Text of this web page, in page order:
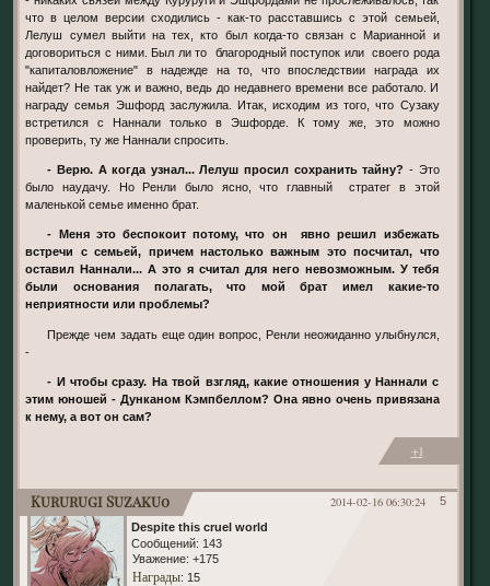
что в целом версии сходились - как-то расставшись с этой семьей,
Лелуш сумел выйти на тех, кто был когда-то связан с Марианной и
договориться с ними. Был ли то благородный поступок или своего рода
"капиталовложение" в надежде на то, что впоследствии награда их
найдет? Не так уж и важно, ведь до недавнего времени все работало. И
награду семья Эшфорд заслужила. Итак, исходим из того, что Сузаку
встретился с Наннали только в Эшфорде. К тому же, это можно
проверить, ту же Наннали спросить.
- Верю. А когда узнал... Лелуш просил сохранить тайну? - Это
было наудачу. Но Ренли было ясно, что главный стратег в этой
маленькой семье именно брат.
- Меня это беспокоит потому, что он явно решил избежать
встречи с семьей, причем настолько важным это посчитал, что
оставил Наннали... А это я считал для него невозможным. У тебя
были основания полагать, что мой брат имел какие-то
неприятности или проблемы?
Прежде чем задать еще один вопрос, Ренли неожиданно улыбнулся,
-
- И чтобы сразу. На твой взгляд, какие отношения у Наннали с
этим юношей - Дунканом Кэмпбеллом? Она явно очень привязана
к нему, а вот он сам?
+1
5
2014-02-16 06:30:24
Kururugi Suzaku0
Despite this cruel world
Сообщений: 143
Уважение: +175
Награды: 15